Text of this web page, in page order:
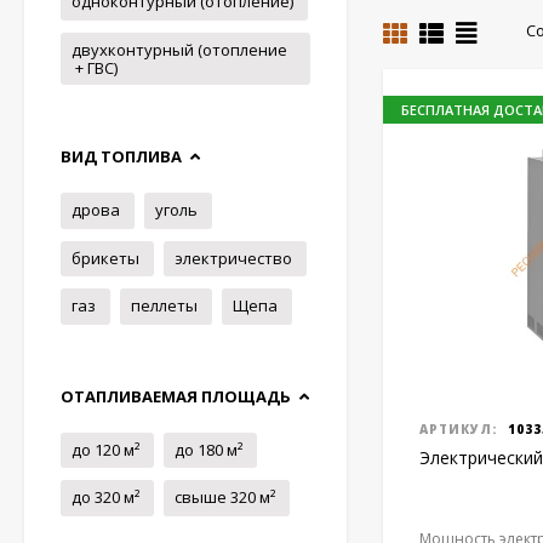
БЕСПЛАТНАЯ
АРТИКУЛ:
Мощность
двухконтурный (отопление
+ ГВС)
ВИД ТОПЛИВА
дрова уголь
брикеты электричество
газ пеллеты Щепа
ОТАПЛИВАЕМАЯ ПЛОЩАДЬ
до 120 м² до 180 м²
до 320 м² свыше 320 м²